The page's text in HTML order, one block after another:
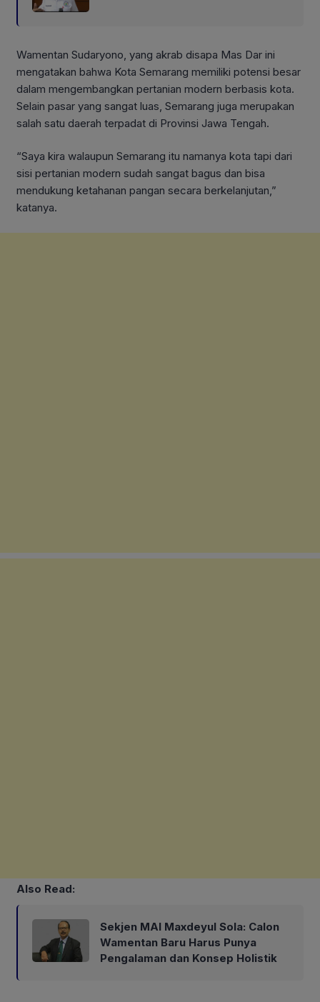
Wamentan Sudaryono, yang akrab disapa Mas Dar ini
mengatakan bahwa Kota Semarang memiliki potensi besar
dalam mengembangkan pertanian modern berbasis kota.
Selain pasar yang sangat luas, Semarang juga merupakan
salah satu daerah terpadat di Provinsi Jawa Tengah.
“Saya kira walaupun Semarang itu namanya kota tapi dari
sisi pertanian modern sudah sangat bagus dan bisa
mendukung ketahanan pangan secara berkelanjutan,”
katanya.
Also Read:
Sekjen MAI Maxdeyul Sola: Calon
Wamentan Baru Harus Punya
Pengalaman dan Konsep Holistik